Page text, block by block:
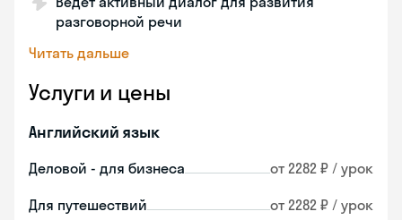
разговорной речи
Читать дальше
Услуги и цены
Английский язык
Деловой - для бизнеса от 2282 ₽ / урок
Для путешествий от 2282 ₽ / урок